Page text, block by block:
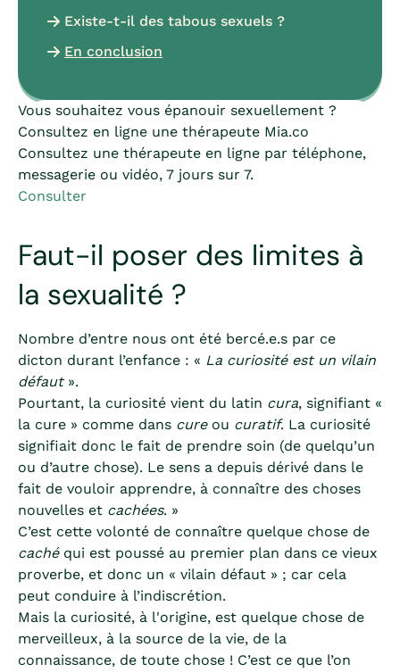
Existe-t-il des tabous sexuels ?
En conclusion
Vous souhaitez vous épanouir sexuellement ?
Consultez en ligne une thérapeute Mia.co
Consultez une thérapeute en ligne par téléphone,
messagerie ou vidéo, 7 jours sur 7.
Consulter
Faut-il poser des limites à
la sexualité ?
Nombre d’entre nous ont été bercé.e.s par ce
dicton durant l’enfance : « La curiosité est un vilain
défaut ».
Pourtant, la curiosité vient du latin cura, signifiant «
la cure » comme dans cureou curatif. La curiosité
signifiait donc le fait de prendre soin (de quelqu’un
ou d’autre chose). Le sens a depuis dérivé dans le
fait de vouloir apprendre, à connaître des choses
nouvelles et cachées. »
C’est cette volonté de connaître quelque chose de
cachéqui est poussé au premier plan dans ce vieux
proverbe, et donc un « vilain défaut » ; car cela
peut conduire à l’indiscrétion.
Mais la curiosité, à l'origine, est quelque chose de
merveilleux, à la source de la vie, de la
connaissance, de toute chose ! C’est ce que l’on